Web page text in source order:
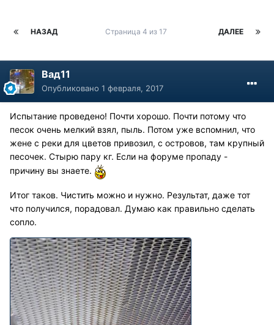
НАЗАД ДАЛЕЕ
Страница 4 из 17
Вад11
Опубликовано 1 февраля, 2017
Испытание проведено! Почти хорошо. Почти потому что
песок очень мелкий взял, пыль. Потом уже вспомнил, что
жене с реки для цветов привозил, с островов, там крупный
песочек. Стырю пару кг. Если на форуме пропаду -
причину вы знаете.
Итог таков. Чистить можно и нужно. Результат, даже тот
что получился, порадовал. Думаю как правильно сделать
сопло.